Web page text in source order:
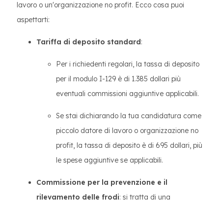
lavoro o un'organizzazione no profit. Ecco cosa puoi
aspettarti:
Tariffa di deposito standard:
Per i richiedenti regolari, la tassa di deposito
per il modulo I-129 è di 1.385 dollari più
eventuali commissioni aggiuntive applicabili.
Se stai dichiarando la tua candidatura come
piccolo datore di lavoro o organizzazione no
profit, la tassa di deposito è di 695 dollari, più
le spese aggiuntive se applicabili.
Commissione per la prevenzione e il
rilevamento delle frodi: si tratta di una